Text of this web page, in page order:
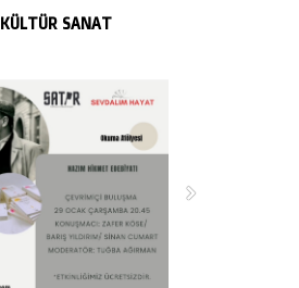
KÜLTÜR SANAT